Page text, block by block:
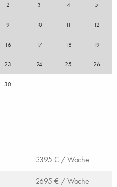
2 3 4 5
9 10 11 12
16 17 18 19
23 24 25 26
30
3395 € /Woche
2695 € /Woche